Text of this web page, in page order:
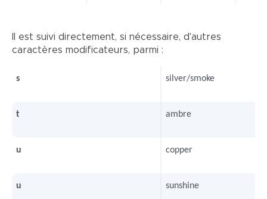
Il est suivi directement, si nécessaire, d'autres
caractères modificateurs, parmi :
s silver/smoke
t ambre
u copper
u sunshine